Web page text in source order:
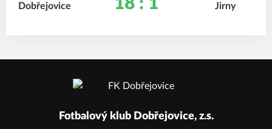
18 : 1
Fotbalový klub Dobřejovice, z.s.